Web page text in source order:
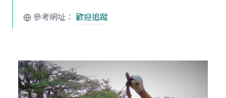
參考網址： 歡迎追蹤